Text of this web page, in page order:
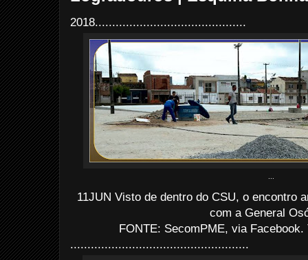
2018............................................
11JUN Visto de dentro do CSU, o encontro
com a General
FONTE: SecomPME, via
....................................................